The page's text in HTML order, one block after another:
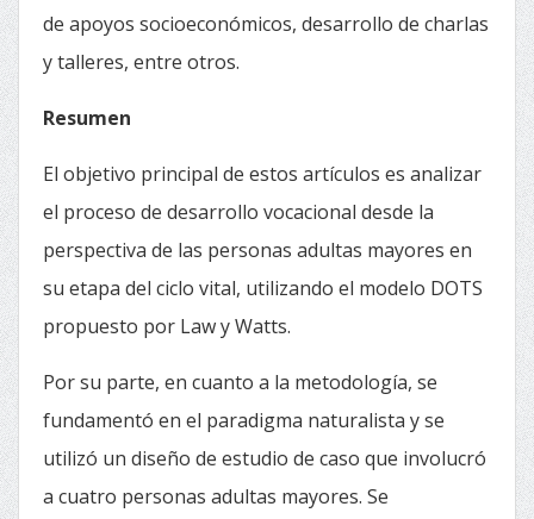
de apoyos socioeconómicos, desarrollo de charlas
y talleres, entre otros.
Resumen
El objetivo principal de estos artículos es analizar
el proceso de desarrollo vocacional desde la
perspectiva de las personas adultas mayores en
su etapa del ciclo vital, utilizando el modelo DOTS
propuesto por Law y Watts.
Por su parte, en cuanto a la metodología, se
fundamentó en el paradigma naturalista y se
utilizó un diseño de estudio de caso que involucró
a cuatro personas adultas mayores. Se